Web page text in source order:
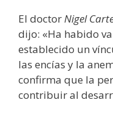
El doctorNigel
dijo: «Ha habido
establecido un
las encías y la
confirma que la
contribuir al